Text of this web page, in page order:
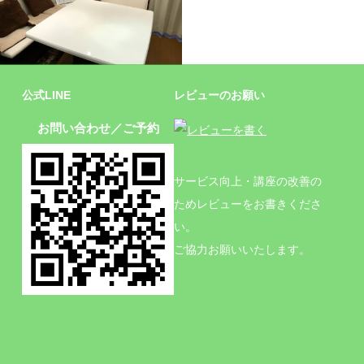
施設
公式LINE
お問い合わせ／ご予約
レビューのお願い
サービス向上・講座の改善の
ためレビューをお書きくださ
い。
ご協力お願いいたします。